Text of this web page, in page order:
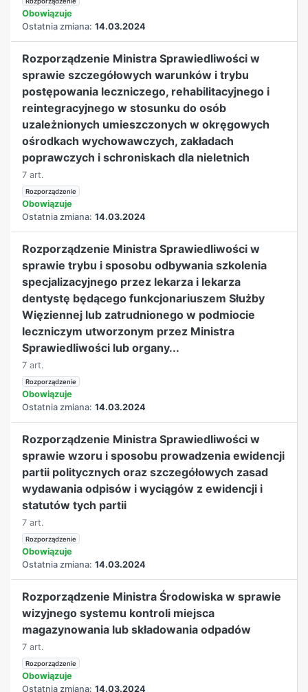
Obowiązuje
Ostatnia zmiana: 14.03.2024
Rozporządzenie Ministra Sprawiedliwości w
sprawie szczegółowych warunków i trybu
postępowania leczniczego, rehabilitacyjnego i
reintegracyjnego w stosunku do osób
uzależnionych umieszczonych w okręgowych
ośrodkach wychowawczych, zakładach
poprawczych i schroniskach dla nieletnich
7 art.
Rozporządzenie
Obowiązuje
Ostatnia zmiana: 14.03.2024
Rozporządzenie Ministra Sprawiedliwości w
sprawie trybu i sposobu odbywania szkolenia
specjalizacyjnego przez lekarza i lekarza
dentystę będącego funkcjonariuszem Służby
Więziennej lub zatrudnionego w podmiocie
leczniczym utworzonym przez Ministra
Sprawiedliwości lub organy...
7 art.
Rozporządzenie
Obowiązuje
Ostatnia zmiana: 14.03.2024
Rozporządzenie Ministra Sprawiedliwości w
sprawie wzoru i sposobu prowadzenia ewidencji
partii politycznych oraz szczegółowych zasad
wydawania odpisów i wyciągów z ewidencji i
statutów tych partii
7 art.
Rozporządzenie
Obowiązuje
Ostatnia zmiana: 14.03.2024
Rozporządzenie Ministra Środowiska w sprawie
wizyjnego systemu kontroli miejsca
magazynowania lub składowania odpadów
7 art.
Rozporządzenie
Obowiązuje
Ostatnia zmiana: 14.03.2024